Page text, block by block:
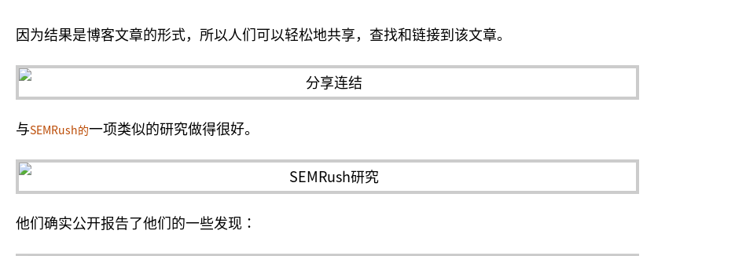
因为结果是博客文章的形式，所以人们可以轻松地共享，查找和链接到该文章。
与SEMRush的一项类似的研究做得很好。
他们确实公开报告了他们的一些发现：